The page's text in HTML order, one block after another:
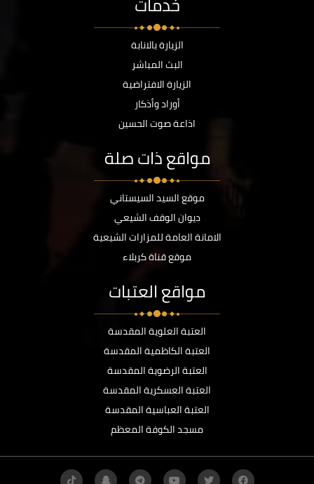
الزيارة بالانابة
البث المباشر
الزيارة الافتراضية
أوراد وأذكار
اذاعة صوت الحسين
مواقع ذات صلة
موقع السيد السيستاني
ديوان الوقف الشيعي
الامانة العامة للمزارات الشيعية
موقع قناة كربلاء
مواقع العتبات
العتبة العلوية المقدسة
العتبة الكاظمية المقدسة
العتبة الرضوية المقدسة
العتبة العسكرية المقدسة
العتبة العباسية المقدسة
مسجد الكوفة المعظم